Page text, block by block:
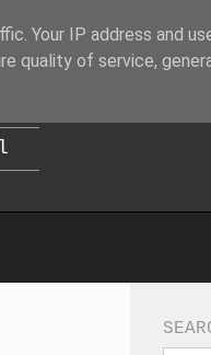
Your IP address and
quality of service,